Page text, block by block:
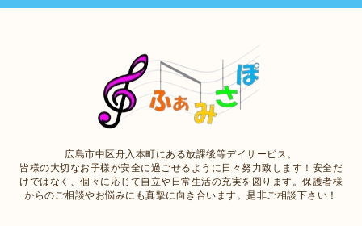
広島市中区舟入本町にある放課後等デイサービス。
皆様の大切なお子様が安全に過ごせるように日々努力致します！安全だ
けではなく、個々に応じて自立や日常生活の充実を図ります。保護者様
からのご相談やお悩みにも真摯に向き合います。是非ご相談下さい！